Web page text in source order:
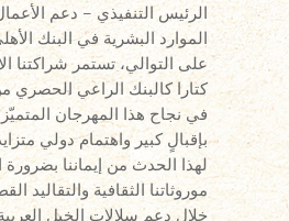
الرئيس التنفيذي – دعم
الموارد البشرية في البنك
على التوالي، تستمر شراكتنا
كتارا كالبنك الراعي الحصري
في نجاح هذا المهرجان
بإقبالٍ كبير واهتمام دولي
لهذا الحدث من إيماننا
موروثاتنا الثقافية والتقاليد
خلال دعم سلالات الخيل